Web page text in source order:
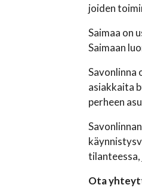
joiden
Saimaa on
Saimaan
Savonlinna
asiakkaita
perheen
Ota